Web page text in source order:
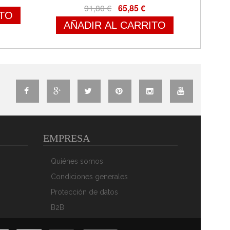
91,80 € 65,85 €
AÑADIR AL CARRITO
EMPRESA
Quiénes somos
Condiciones generales
Protección de datos
B2B